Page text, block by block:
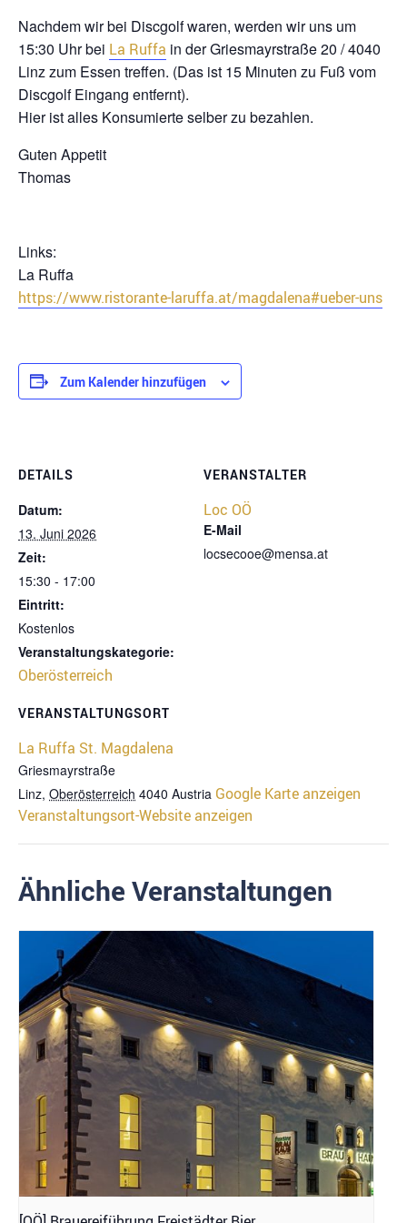
Nachdem wir bei Discgolf waren, werden wir uns um
15:30 Uhr bei La Ruffa in der Griesmayrstraße 20 / 4040
Linz zum Essen treffen. (Das ist 15 Minuten zu Fuß vom
Discgolf Eingang entfernt).
Hier ist alles Konsumierte selber zu bezahlen.
Guten Appetit
Thomas
Links:
La Ruffa
https://www.ristorante-laruffa.at/magdalena#ueber-uns
Zum Kalender hinzufügen
DETAILS
Datum:
13. Juni 2026
Zeit:
15:30 - 17:00
Eintritt:
Kostenlos
Veranstaltungskategorie:
Oberösterreich
VERANSTALTUNGSORT
La Ruffa St. Magdalena
Griesmayrstraße
Linz, Oberösterreich 4040 Austria Google Karte anzeigen
Veranstaltungsort-Website anzeigen
VERANSTALTER
Loc OÖ
E-Mail
locsecooe@mensa.at
Ähnliche Veranstaltungen